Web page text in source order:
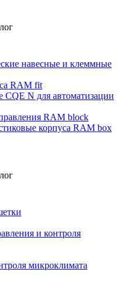
навесные и клеммные
RAM fit
CQE N для автоматизации
RAM block
корпуса RAM box
и контроля
микроклимата